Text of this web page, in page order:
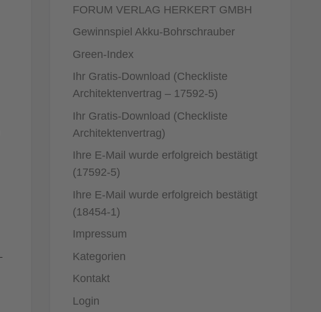
FORUM VERLAG HERKERT GMBH
Gewinnspiel Akku-Bohrschrauber
Green-Index
Ihr Gratis-Download (Checkliste
Architektenvertrag – 17592-5)
Ihr Gratis-Download (Checkliste
Architektenvertrag)
Ihre E-Mail wurde erfolgreich bestätigt
(17592-5)
Ihre E-Mail wurde erfolgreich bestätigt
(18454-1)
Impressum
Kategorien
Kontakt
Login